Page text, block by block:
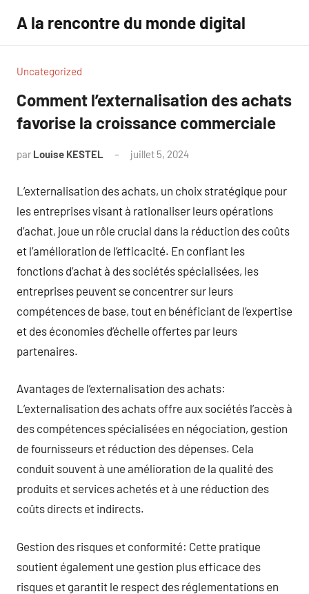
contenu
A la rencontre du monde digital
Uncategorized
Comment l’externalisation des achats
favorise la croissance commerciale
par Louise KESTEL juillet 5, 2024
L’externalisation des achats, un choix stratégique pour
les entreprises visant à rationaliser leurs opérations
d’achat, joue un rôle crucial dans la réduction des coûts
et l’amélioration de l’efficacité. En confiant les
fonctions d’achat à des sociétés spécialisées, les
entreprises peuvent se concentrer sur leurs
compétences de base, tout en bénéficiant de l’expertise
et des économies d’échelle offertes par leurs
partenaires.
Avantages de l’externalisation des achats:
L’externalisation des achats offre aux sociétés l’accès à
des compétences spécialisées en négociation, gestion
de fournisseurs et réduction des dépenses. Cela
conduit souvent à une amélioration de la qualité des
produits et services achetés et à une réduction des
coûts directs et indirects.
Gestion des risques et conformité: Cette pratique
soutient également une gestion plus efficace des
risques et garantit le respect des réglementations en